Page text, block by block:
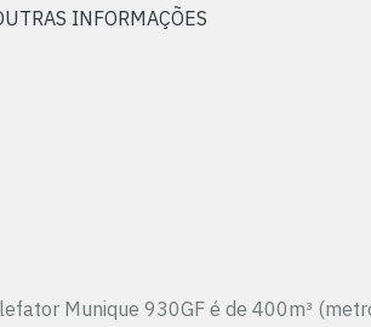
INFORMAÇÕES
Munique 930GF é de 400m³